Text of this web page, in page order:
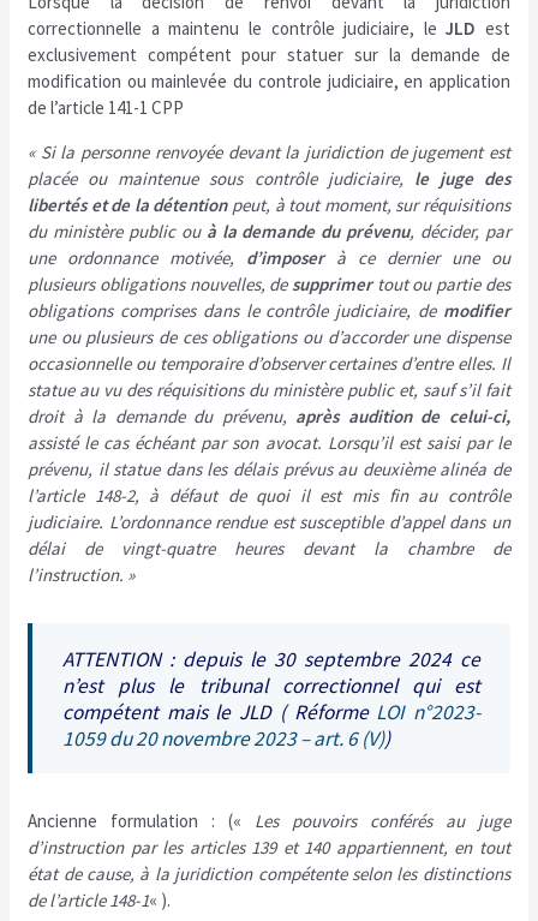
correctionnelle a maintenu le contrôle judiciaire, leJLD est
exclusivement compétent pour statuer sur la demande de
modification ou mainlevée du controle judiciaire, en application
de l’article 141-1 CPP
« Si la personne renvoyée devant la juridiction de jugement est
placée ou maintenue sous contrôle judiciaire, le juge des
libertés et de la détention peut, à tout moment, sur réquisitions
du ministère public ouà la demande du prévenu, décider, par
une ordonnance motivée, d’imposer à ce dernier une ou
plusieurs obligations nouvelles, de supprimer tout ou partie des
obligations comprises dans le contrôle judiciaire, de modifier
une ou plusieurs de ces obligations ou d’accorder une dispense
occasionnelle ou temporaire d’observer certaines d’entre elles. Il
statue au vu des réquisitions du ministère public et, sauf s’il fait
droit à la demande du prévenu, après audition de celui-ci,
assisté le cas échéant par son avocat. Lorsqu’il est saisi par le
prévenu, il statue dans les délais prévus au deuxième alinéa de
l’article 148-2, à défaut de quoi il est mis fin au contrôle
judiciaire. L’ordonnance rendue est susceptible d’appel dans un
délai de vingt-quatre heures devant la chambre de
l’instruction. »
ATTENTION : depuis le 30 septembre 2024 ce
n’est plus le tribunal correctionnel qui est
compétent mais le JLD ( Réforme LOI n°2023-
1059 du 20 novembre 2023 – art. 6 (V))
Ancienne formulation : (« Les pouvoirs conférés au juge
d’instruction par les articles 139 et 140 appartiennent, en tout
état de cause, à la juridiction compétente selon les distinctions
de l’article 148-1« ).